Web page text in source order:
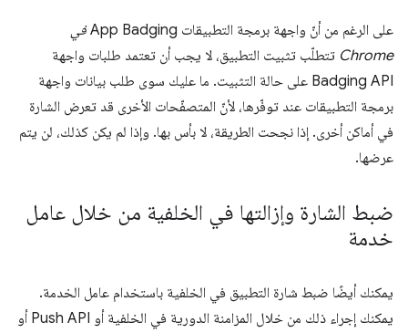
على الرغم من أنّ واجهة برمجة التطبيقات App Badging
في
Chrome تتطلّب تثبيت التطبيق، لا يجب أن تعتمد طلبات واجهة
Badging API على حالة التثبيت. ما عليك سوى طلب بيانات واجهة
برمجة التطبيقات عند توفّرها، لأنّ المتصفّحات الأخرى قد تعرض الشارة
في أماكن أخرى. إذا نجحت الطريقة، لا بأس بها. وإذا لم يكن كذلك، لن يتم
عرضها.
ضبط الشارة وإزالتها في الخلفية من خلال عامل
خدمة
يمكنك أيضًا ضبط شارة التطبيق في الخلفية باستخدام عامل الخدمة.
يمكنك إجراء ذلك من خلال المزامنة الدورية في الخلفية أو Push API أو